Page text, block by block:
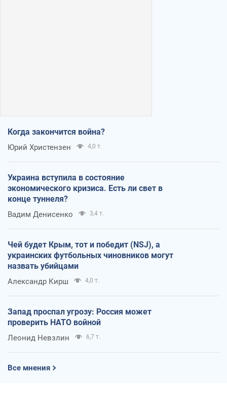
Когда закончится война?
Юрий Христензен 4,0 т.
Украина вступила в состояние
экономического кризиса. Есть ли свет в
конце туннеля?
Вадим Денисенко 3,4 т.
Чей будет Крым, тот и победит (NSJ), а
украинских футбольных чиновников могут
назвать убийцами
Александр Кирш 4,0 т.
Запад проспал угрозу: Россия может
проверить НАТО войной
Леонид Невзлин 6,7 т.
Все мнения